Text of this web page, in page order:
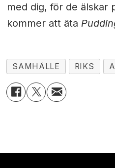
med dig, för de älskar
kommer att äta
SAMHÄLLE RIKS